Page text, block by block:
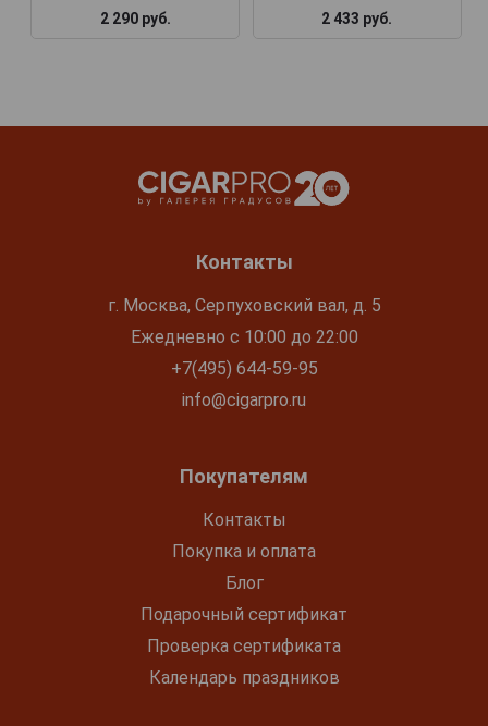
2 290 руб.
2 433 руб.
Контакты
г. Москва, Серпуховский вал, д. 5
Ежедневно с 10:00 до 22:00
+7(495) 644-59-95
info@cigarpro.ru
Покупателям
Контакты
Покупка и оплата
Блог
Подарочный сертификат
Проверка сертификата
Календарь праздников